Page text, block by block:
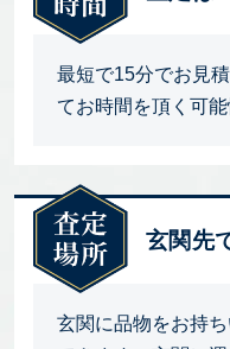
最短で15分でお見
てお時間を頂く可能
玄関先
玄関に品物をお持